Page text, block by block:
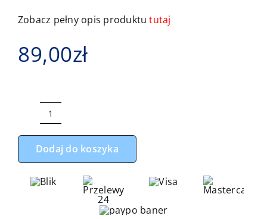
Zobacz pełny opis produktututaj
89,00zł
ilość
Otulacz
do
nosidełka
Dodaj do koszyka